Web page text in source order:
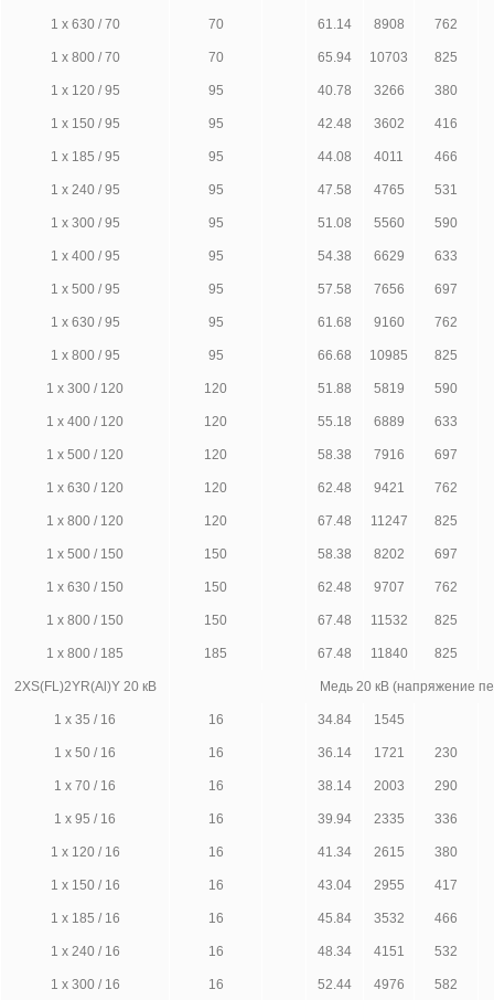
1 х 630 / 70 70 61.14 8908 762
1 х 800 / 70 70 65.94 10703 825
1 х 120 / 95 95 40.78 3266 380
1 х 150 / 95 95 42.48 3602 416
1 х 185 / 95 95 44.08 4011 466
1 х 240 / 95 95 47.58 4765 531
1 х 300 / 95 95 51.08 5560 590
1 х 400 / 95 95 54.38 6629 633
1 х 500 / 95 95 57.58 7656 697
1 х 630 / 95 95 61.68 9160 762
1 х 800 / 95 95 66.68 10985 825
1 х 300 / 120 120 51.88 5819 590
1 х 400 / 120 120 55.18 6889 633
1 х 500 / 120 120 58.38 7916 697
1 х 630 / 120 120 62.48 9421 762
1 х 800 / 120 120 67.48 11247 825
1 х 500 / 150 150 58.38 8202 697
1 х 630 / 150 150 62.48 9707 762
1 х 800 / 150 150 67.48 11532 825
1 х 800 / 185 185 67.48 11840 825
2XS(FL)2YR(Al)Y 20 кВ Медь 20 кВ (напряжение
1 х 35 / 16 16 34.84 1545
1 х 50 / 16 16 36.14 1721 230
1 х 70 / 16 16 38.14 2003 290
1 х 95 / 16 16 39.94 2335 336
1 х 120 / 16 16 41.34 2615 380
1 х 150 / 16 16 43.04 2955 417
1 х 185 / 16 16 45.84 3532 466
1 х 240 / 16 16 48.34 4151 532
1 х 300 / 16 16 52.44 4976 582